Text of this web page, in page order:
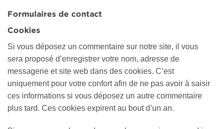
Formulaires de contact
Cookies
Si vous déposez un commentaire sur notre site, il vous
sera proposé d’enregistrer votre nom, adresse de
messagerie et site web dans des cookies. C’est
uniquement pour votre confort afin de ne pas avoir à saisir
ces informations si vous déposez un autre commentaire
plus tard. Ces cookies expirent au bout d’un an.